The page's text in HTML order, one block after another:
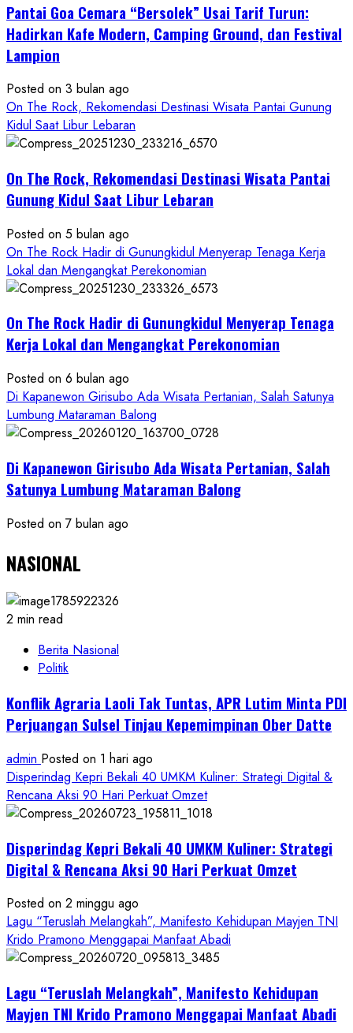
ROCK
Gunungkidul
Baru,
Padukan
Keindahan
Alam
Wisata
Kekinian
Pantai Goa Cemara “Bersolek” Usai Tarif Turun:
Hadirkan Kafe Modern, Camping Ground, dan Festival
Lampion
Posted on 3 bulan ago
On The Rock, Rekomendasi Destinasi Wisata Pantai Gunung
Kidul Saat Libur Lebaran
On The Rock, Rekomendasi Destinasi Wisata Pantai
Gunung Kidul Saat Libur Lebaran
Posted on 5 bulan ago
On The Rock Hadir di Gunungkidul Menyerap Tenaga Kerja
Lokal dan Mengangkat Perekonomian
On The Rock Hadir di Gunungkidul Menyerap Tenaga
Kerja Lokal dan Mengangkat Perekonomian
Posted on 6 bulan ago
Di Kapanewon Girisubo Ada Wisata Pertanian, Salah Satunya
Lumbung Mataraman Balong
Di Kapanewon Girisubo Ada Wisata Pertanian, Salah
Satunya Lumbung Mataraman Balong
Posted on 7 bulan ago
NASIONAL
2 min read
Berita Nasional
Politik
Konflik Agraria Laoli Tak Tuntas, APR Lutim Minta PDI
Perjuangan Sulsel Tinjau Kepemimpinan Ober Datte
admin Posted on 1 hari ago
Disperindag Kepri Bekali 40 UMKM Kuliner: Strategi Digital &
Rencana Aksi 90 Hari Perkuat Omzet
Disperindag Kepri Bekali 40 UMKM Kuliner: Strategi
Digital & Rencana Aksi 90 Hari Perkuat Omzet
Posted on 2 minggu ago
Lagu “Teruslah Melangkah”, Manifesto Kehidupan Mayjen TNI
Krido Pramono Menggapai Manfaat Abadi
Lagu “Teruslah Melangkah”, Manifesto Kehidupan
Mayjen TNI Krido Pramono Menggapai Manfaat Abadi